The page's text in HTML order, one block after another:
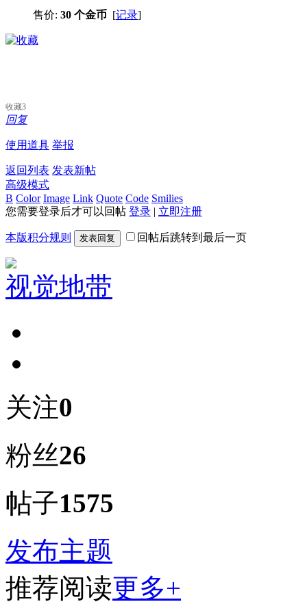
售价: 30 个金币 [记录]
收藏3
回复
使用道具 举报
返回列表 发表新帖
高级模式
B Color Image Link Quote Code Smilies
您需要登录后才可以回帖 登录 | 立即注册
本版积分规则 发表回复 回帖后跳转到最后一页
视觉地带
关注0
粉丝26
帖子1575
发布主题
推荐阅读更多+